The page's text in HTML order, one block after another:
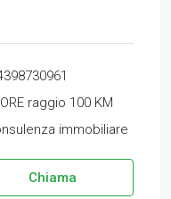
raggio 100 KM
immobiliare
Chiama